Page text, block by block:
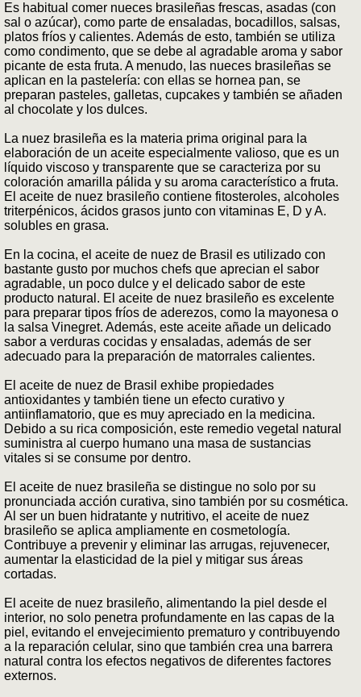
Es habitual comer nueces brasileñas frescas, asadas (con
sal o azúcar), como parte de ensaladas, bocadillos, salsas,
platos fríos y calientes. Además de esto, también se utiliza
como condimento, que se debe al agradable aroma y sabor
picante de esta fruta. A menudo, las nueces brasileñas se
aplican en la pastelería: con ellas se hornea pan, se
preparan pasteles, galletas, cupcakes y también se añaden
al chocolate y los dulces.
La nuez brasileña es la materia prima original para la
elaboración de un aceite especialmente valioso, que es un
líquido viscoso y transparente que se caracteriza por su
coloración amarilla pálida y su aroma característico a fruta.
El aceite de nuez brasileño contiene fitosteroles, alcoholes
triterpénicos, ácidos grasos junto con vitaminas E, D y A.
solubles en grasa.
En la cocina, el aceite de nuez de Brasil es utilizado con
bastante gusto por muchos chefs que aprecian el sabor
agradable, un poco dulce y el delicado sabor de este
producto natural. El aceite de nuez brasileño es excelente
para preparar tipos fríos de aderezos, como la mayonesa o
la salsa Vinegret. Además, este aceite añade un delicado
sabor a verduras cocidas y ensaladas, además de ser
adecuado para la preparación de matorrales calientes.
El aceite de nuez de Brasil exhibe propiedades
antioxidantes y también tiene un efecto curativo y
antiinflamatorio, que es muy apreciado en la medicina.
Debido a su rica composición, este remedio vegetal natural
suministra al cuerpo humano una masa de sustancias
vitales si se consume por dentro.
El aceite de nuez brasileña se distingue no solo por su
pronunciada acción curativa, sino también por su cosmética.
Al ser un buen hidratante y nutritivo, el aceite de nuez
brasileño se aplica ampliamente en cosmetología.
Contribuye a prevenir y eliminar las arrugas, rejuvenecer,
aumentar la elasticidad de la piel y mitigar sus áreas
cortadas.
El aceite de nuez brasileño, alimentando la piel desde el
interior, no solo penetra profundamente en las capas de la
piel, evitando el envejecimiento prematuro y contribuyendo
a la reparación celular, sino que también crea una barrera
natural contra los efectos negativos de diferentes factores
externos.